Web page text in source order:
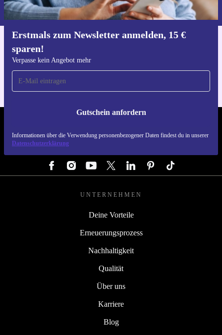
Erstmals zum Newsletter anmelden, 15 €
sparen!
Verpasse kein Angebot mehr
Gutschein anfordern
Informationen über die Verwendung personenbezogener Daten findest du in unserer
Datenschutzerklärung
du in unsererDatenschutzerklärung.
Für iOS und Android
UNTERNEHMEN
Deine Vorteile
Erneuerungsprozess
Nachhaltigkeit
Qualität
Über uns
Karriere
Blog